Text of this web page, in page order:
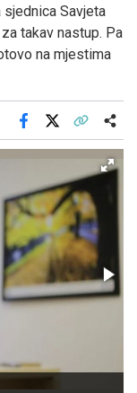
Savjeta
takav nastup. Pa
na mjestima
Facebook